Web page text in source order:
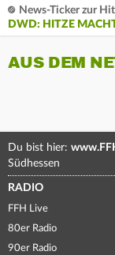
News-Ticker zur
DWD: HITZE
AUS DEM
Du bist hier:
Südhessen
RADIO
FFH Live
80er Radio
90er Radio